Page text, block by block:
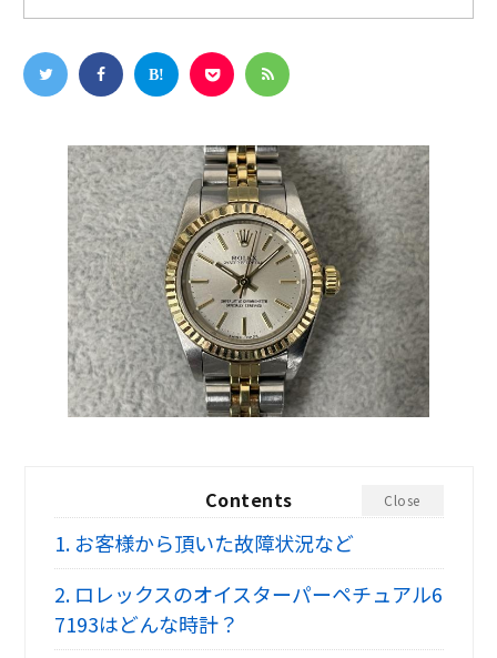
Contents Close
1.お客様から頂いた故障状況など
2.ロレックスのオイスターパーペチュアル6
7193はどんな時計？